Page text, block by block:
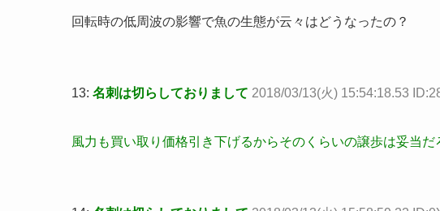
回転時の低周波の影響で魚の生態が云々はどうなったの？
13: 名刺は切らしておりまして 2018/03/13(火) 15:54:18.53
風力も買い取り価格引き下げるからそのくらいの譲歩は妥当だ